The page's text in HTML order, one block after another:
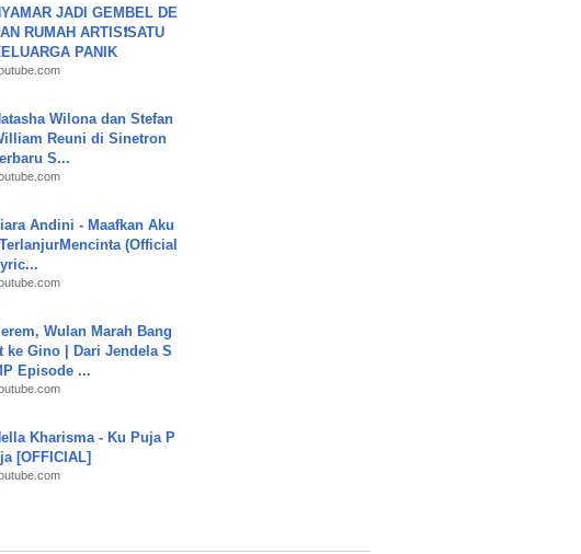
JADI GEMBEL DE
RUMAH ARTIS❗SATU
PANIK
Wilona dan Stefan
Reuni di Sinetron
S...
Andini - Maafkan Aku
(Official
Wulan Marah Bang
ke Gino | Dari Jendela S
Episode ...
Kharisma - Ku Puja P
[OFFICIAL]